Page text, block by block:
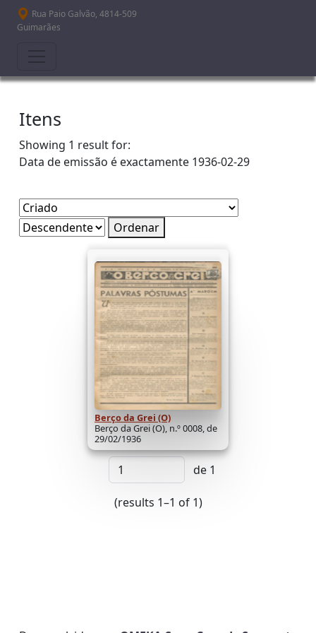
Passar para o conteúdo principal
Rua Paio Galvão, 4814-509
Guimarães
Itens
Showing 1 result for:
Data de emissão é exactamente 1936-02-29
Ordenar
Berço da Grei (O)
Berço da Grei (O), n.º 0008, de
29/02/1936
de 1
(results 1–1 of 1)